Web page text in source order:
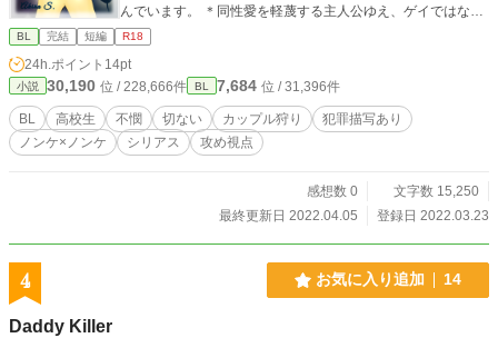
んでいます。 ＊同性愛を軽蔑する主人公ゆえ、ゲイではなく
敢えて『ホモ』と書いています。 ＊舞台となる公園、犯罪グ
ループのみ、アゲ散るシリーズ『シンクロ』とリンクしてま
す。(半グレ集団『棲寝威苦(スネイク)』のカップル狩りグル
ープ) しかし、ストーリーは全くの別物ですので、知らなくて
もこれ単体で読めます。 （単なる遊び心です) ◇◇◇ この物
語はフィクションです。 登場する人物・団体・名称等は架空
であり、実在の人物・団体・名称等とは一切関係ありませ
したものになります。 ＊表紙絵は真田自身が描いたもので
BL 完結 短編 R18
24h.ポイント 14pt
小説 30,190 位 / 228,666件 BL 7,684 位 / 31,396件
BL 高校生 不憫 切ない カップル狩り
犯罪描写あり
ノンケ×ノンケ
シリアス 攻め視点
感想数 0
文字数 15,250
最終更新日 2022.04.05
登録日 2022.03.23
4 お気に入り追加 14
Daddy Killer